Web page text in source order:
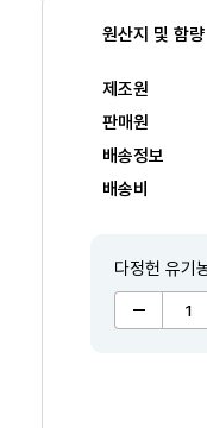
원산지 및 함량
제조원
판매원
배송정보
배송비
다정헌 유기